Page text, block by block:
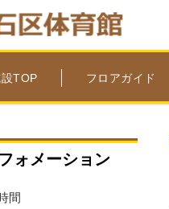
TOP フロアガイド
ォメーション
間